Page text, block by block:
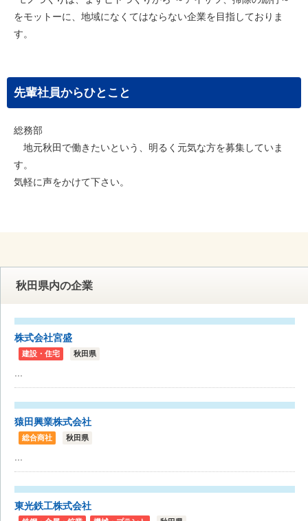
をモットーに、地域になくてはならない企業を目指しておりま
す。
先輩社員からひとこと
総務部
地元秋田で働きたいという、明るく元気な方を募集していま
す。
気軽に声をかけて下さい。
秋田県内の企業
株式会社宮盛
建設・住宅 秋田県
...
猿田興業株式会社
総合商社 秋田県
...
東光鉄工株式会社